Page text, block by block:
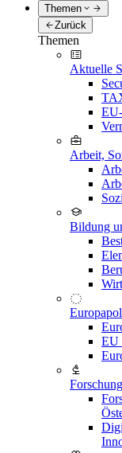
Themen
Zurück
Themen
Aktuelle
Arbeit,
Bildung
EU